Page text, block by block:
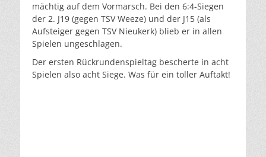
mächtig auf dem Vormarsch. Bei den 6:4-Siegen
der 2. J19 (gegen TSV Weeze) und der J15 (als
Aufsteiger gegen TSV Nieukerk) blieb er in allen
Spielen ungeschlagen.
Der ersten Rückrundenspieltag bescherte in acht
Spielen also acht Siege. Was für ein toller Auftakt!